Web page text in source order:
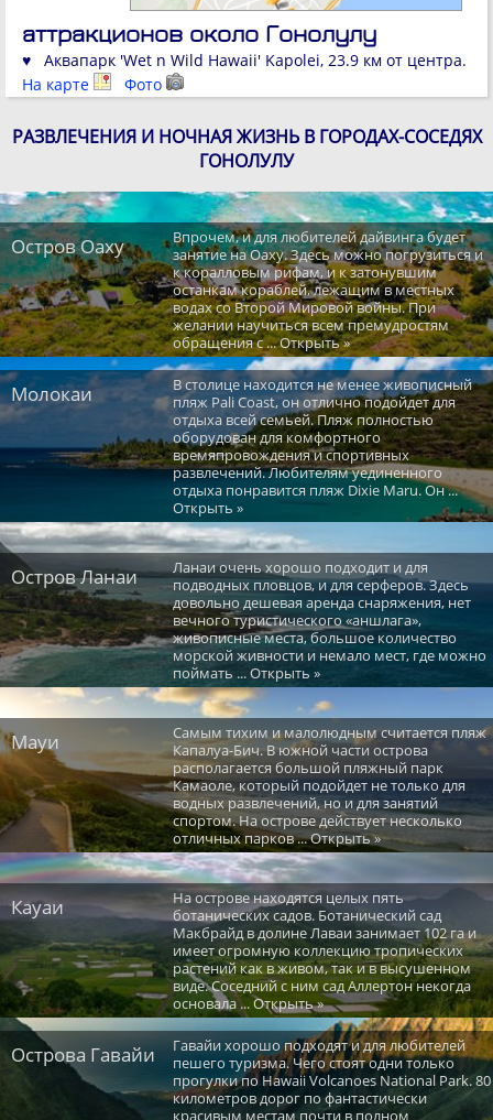
аттракционов около Гонолулу
♥ Аквапарк 'Wet n Wild Hawaii' Kapolei, 23.9 км от центра.
На карте
Фото
РАЗВЛЕЧЕНИЯ И НОЧНАЯ ЖИЗНЬ В ГОРОДАХ-СОСЕДЯХ
ГОНОЛУЛУ
Остров Оаху
Впрочем, и для любителей дайвинга будет
занятие на Оаху. Здесь можно погрузиться и
к коралловым рифам, и к затонувшим
останкам кораблей, лежащим в местных
водах со Второй Мировой войны. При
желании научиться всем премудростям
обращения с ... Открыть »
Молокаи
В столице находится не менее живописный
пляж Pali Coast, он отлично подойдет для
отдыха всей семьей. Пляж полностью
оборудован для комфортного
времяпровождения и спортивных
развлечений. Любителям уединенного
отдыха понравится пляж Dixie Maru. Он ...
Открыть »
Остров Ланаи
Ланаи очень хорошо подходит и для
подводных пловцов, и для серферов. Здесь
довольно дешевая аренда снаряжения, нет
вечного туристического «аншлага»,
живописные места, большое количество
морской живности и немало мест, где можно
поймать ... Открыть »
Мауи
Самым тихим и малолюдным считается пляж
Капалуа-Бич. В южной части острова
располагается большой пляжный парк
Камаоле, который подойдет не только для
водных развлечений, но и для занятий
спортом. На острове действует несколько
отличных парков ... Открыть »
Кауаи
На острове находятся целых пять
ботанических садов. Ботанический сад
Макбрайд в долине Лаваи занимает 102 га и
имеет огромную коллекцию тропических
растений как в живом, так и в высушенном
виде. Соседний с ним сад Аллертон некогда
основала ... Открыть »
Острова Гавайи
Гавайи хорошо подходят и для любителей
пешего туризма. Чего стоят одни только
прогулки по Hawaii Volcanoes National Park. 80
километров дорог по фантастически
красивым местам почти в полном